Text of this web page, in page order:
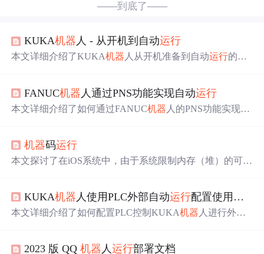
——到底了——
KUKA机器 人 - 从开机到自动运行
本文详细介绍了KUKA机器 人从开机准备到自动运行的全
指令、运动控制等内容，旨在帮助读者掌握KUKA
操作。
FANUC机器 人通过PNS功能实现自动运行
本文详细介绍了如何通过FANUC机器 人的PNS功能实现自
S号码的选择与设定步骤，旨在帮助用户更好地理解和操作
FANUC机器人系统。
机器码运行
本文探讨了在iOS系统中，由于系统限制内存（堆）的可执
KUKA机器 人使用PLC外部自动运行配置使用方法
本文详细介绍了如何配置PLC控制KUKA机器 人进行外部
时序图，对外部自动运行的关键信号如$EXT_START、$M
2023 版 QQ机器 人运行部署文档